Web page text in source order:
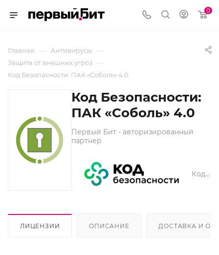
0
Главная — Антивирусы —
Защита от внешних угроз —
Код Безопасности: ПАК «Соболь» 4.0
Код Безопасности:
ПАК «Соболь» 4.0
Первый Бит - авторизированный
партнер
Код безопасности
ЛИЦЕНЗИИ ОПИСАНИЕ ДОСТАВКА И